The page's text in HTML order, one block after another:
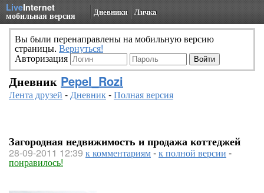
LiveInternet
мобильная версия Дневники Личка
Вы были перенаправлены на мобильную версию
страницы. Вернуться!
Авторизация
Дневник Pepel_Rozi
Лента друзей -Дневник-Полная версия
Загородная недвижимость и продажа коттеджей
28-09-2011 12:39 к комментариям-к полной версии -
понравилось!